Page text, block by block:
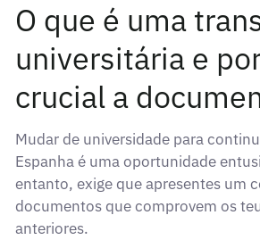
O que é uma
universitária e
crucial a
Mudar de universidade para
Espanha é uma oportunidade
entanto, exige que apresentes um
documentos que comprovem os
anteriores.